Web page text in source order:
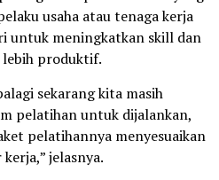
usaha atau tenaga kerja
untuk meningkatkan skill dan
lebih produktif.
sekarang kita masih
pelatihan untuk dijalankan,
pelatihannya menyesuaikan
jelasnya.